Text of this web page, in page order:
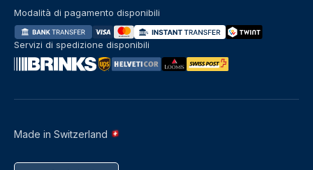
Made in Switzerland
Modalità di pagamento disponibili
Servizi di spedizione disponibili